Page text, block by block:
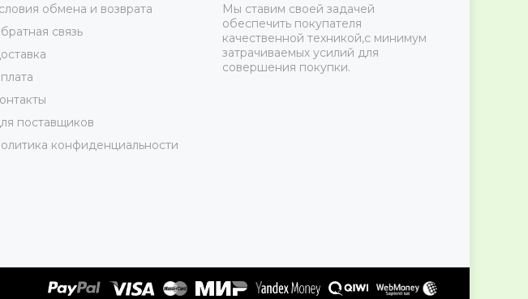
обмена и возврата
связь
поставщиков
конфиденциальности
Мы ставим своей задачей
обеспечить покупателя
качественной техникой,с минимум
затрачиваемых усилий для
совершения покупки.